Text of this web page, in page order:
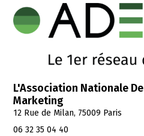
L'Association Nationale
Marketing
12 Rue de Milan, 75009 Paris
06 32 35 04 40